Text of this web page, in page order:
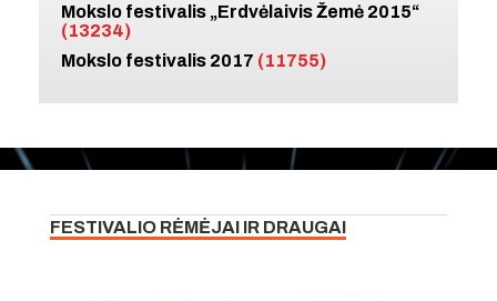
Mokslo festivalis „Erdvėlaivis Žemė 2015“
(13234)
Mokslo festivalis 2017 (11755)
FESTIVALIO RĖMĖJAI IR DRAUGAI